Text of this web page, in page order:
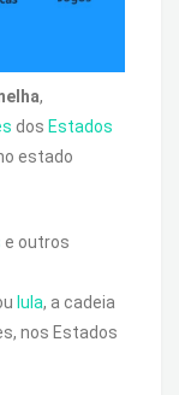
,
dos Estados
estado
e outros
lula, a cadeia
nos Estados